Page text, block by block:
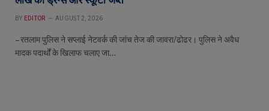
BY EDITOR AUGUST 2, 2026
– रतलाम पुलिस ने सप्लाई नेटवर्क की जांच तेज की जावरा/ढोढर। पुलिस ने अवैध
मादक पदार्थों के खिलाफ चलाए जा…